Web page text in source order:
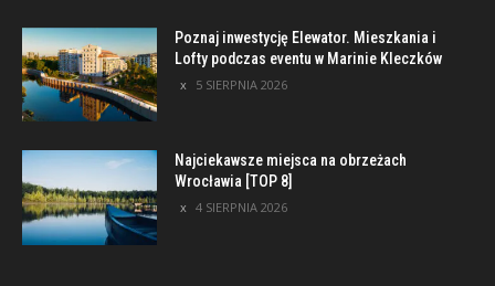
Poznaj inwestycję Elewator. Mieszkania i
Lofty podczas eventu w Marinie Kleczków
5 SIERPNIA 2026
Najciekawsze miejsca na obrzeżach
Wrocławia [TOP 8]
4 SIERPNIA 2026